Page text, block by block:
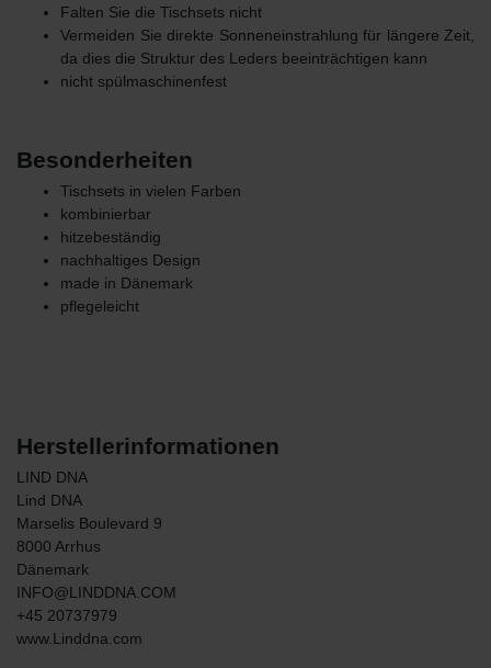
Falten Sie die Tischsets nicht
Vermeiden Sie direkte Sonneneinstrahlung für längere Zeit,
da dies die Struktur des Leders beeinträchtigen kann
nicht spülmaschinenfest
Besonderheiten
Tischsets in vielen Farben
kombinierbar
hitzebeständig
nachhaltiges Design
made in Dänemark
pflegeleicht
Herstellerinformationen
LIND DNA
Lind DNA
Marselis Boulevard 9
8000 Arrhus
Dänemark
INFO@LINDDNA.COM
+45 20737979
www.Linddna.com